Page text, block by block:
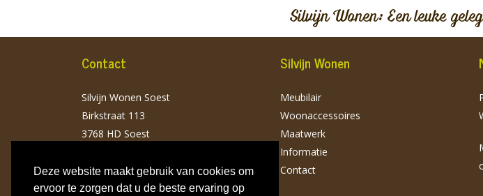
Deze website maakt gebruik van cookies om
ervoor te zorgen dat u de beste ervaring op
Silvijn Wonen: Een leuke
Contact
Silvijn Wonen Soest
Birkstraat 113
3768 HD Soest
info@silvijnwonen.nl
Silvijn Wonen
Meubilair
Woonaccessoires
Maatwerk
Informatie
Contact